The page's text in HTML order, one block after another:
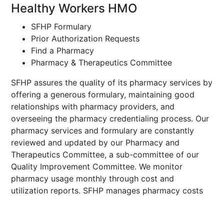
Healthy Workers HMO
SFHP Formulary
Prior Authorization Requests
Find a Pharmacy
Pharmacy & Therapeutics Committee
SFHP assures the quality of its pharmacy services by
offering a generous formulary, maintaining good
relationships with pharmacy providers, and
overseeing the pharmacy credentialing process. Our
pharmacy services and formulary are constantly
reviewed and updated by our Pharmacy and
Therapeutics Committee, a sub-committee of our
Quality Improvement Committee. We monitor
pharmacy usage monthly through cost and
utilization reports. SFHP manages pharmacy costs